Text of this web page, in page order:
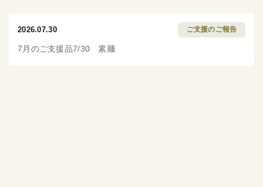
2026.07.30 ご支援のご報告
7月のご支援品7/30 素麺